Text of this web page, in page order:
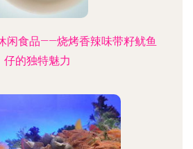
闲食品——烧烤香辣味带籽鱿鱼
仔的独特魅力